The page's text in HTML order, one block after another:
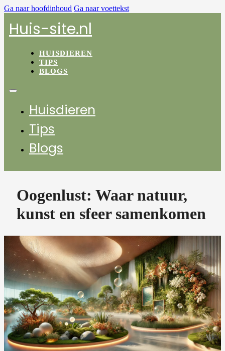
Ga naar hoofdinhoud Ga naar voettekst
Huis-site.nl
HUISDIEREN
TIPS
BLOGS
Huisdieren
Tips
Blogs
Oogenlust: Waar natuur,
kunst en sfeer samenkomen